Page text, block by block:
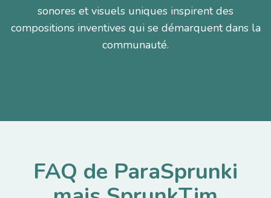
sonores et visuels uniques inspirent des
compositions inventives qui se démarquent dans la
communauté.
FAQ de ParaSprunki